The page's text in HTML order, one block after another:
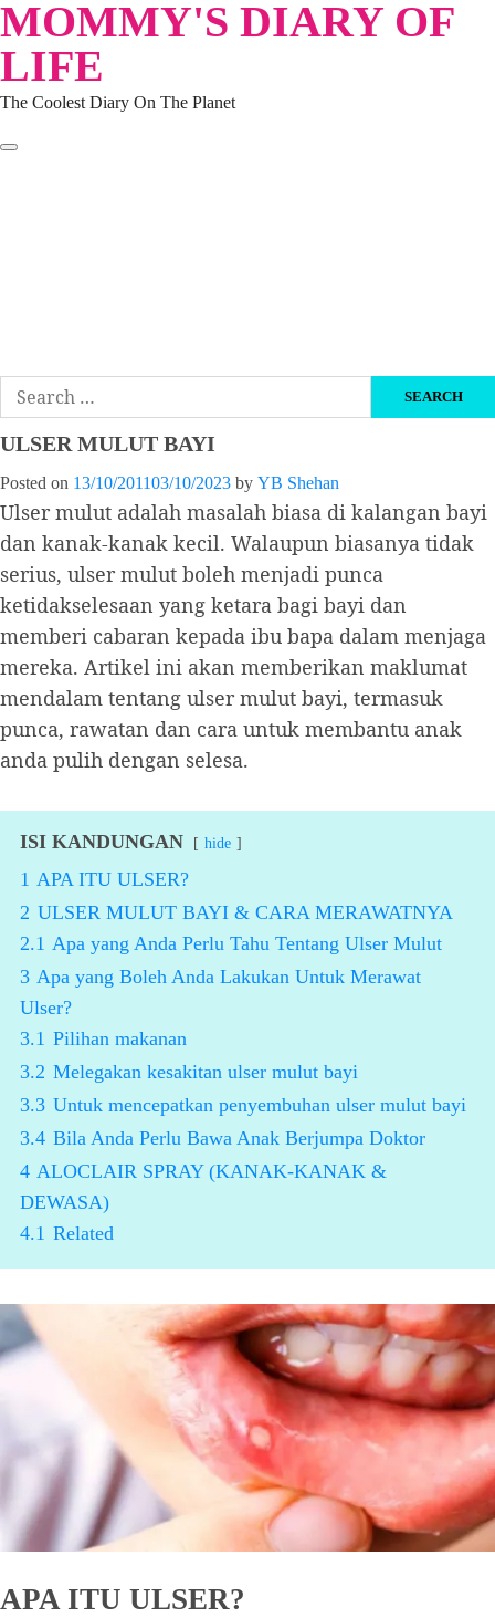
Skip
to
content
MOMMY'S DIARY OF
LIFE
The Coolest Diary On The Planet
Search
for:
ULSER MULUT BAYI
Posted on 13/10/201103/10/2023 by YB Shehan
Ulser mulut adalah masalah biasa di kalangan bayi
dan kanak-kanak kecil. Walaupun biasanya tidak
serius, ulser mulut boleh menjadi punca
ketidakselesaan yang ketara bagi bayi dan
memberi cabaran kepada ibu bapa dalam menjaga
mereka. Artikel ini akan memberikan maklumat
mendalam tentang ulser mulut bayi, termasuk
punca, rawatan dan cara untuk membantu anak
anda pulih dengan selesa.
ISI KANDUNGAN hide
1 APA ITU ULSER?
2 ULSER MULUT BAYI & CARA MERAWATNYA
2.1 Apa yang Anda Perlu Tahu Tentang Ulser Mulut
3 Apa yang Boleh Anda Lakukan Untuk Merawat
Ulser?
3.1 Pilihan makanan
3.2 Melegakan kesakitan ulser mulut bayi
3.3 Untuk mencepatkan penyembuhan ulser mulut bayi
3.4 Bila Anda Perlu Bawa Anak Berjumpa Doktor
4 ALOCLAIR SPRAY (KANAK-KANAK &
DEWASA)
4.1 Related
APA ITU ULSER?